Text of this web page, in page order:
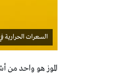
السعرات الحرارية في
الموز هو واحد من